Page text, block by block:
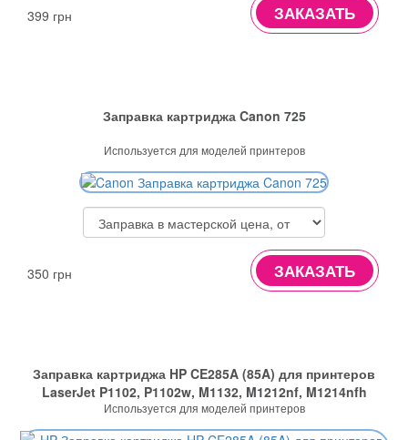
399 грн ЗАКАЗАТЬ
Заправка картриджа Canon 725
Используется для моделей принтеров
350 грн ЗАКАЗАТЬ
Заправка картриджа HP CE285A (85A) для принтеров
LaserJet P1102, P1102w, M1132, M1212nf, M1214nfh
Используется для моделей принтеров